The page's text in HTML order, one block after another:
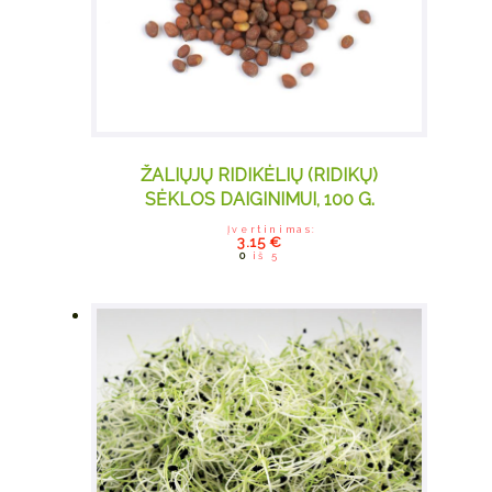
ŽALIŲJŲ RIDIKĖLIŲ (RIDIKŲ)
SĖKLOS DAIGINIMUI, 100 G.
Įvertinimas:
0 iš 5
3.15€